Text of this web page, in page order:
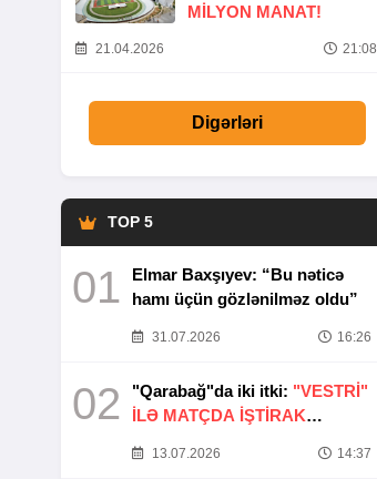
MILYON MANAT!
21.04.2026 21:08
Digərləri
TOP 5
01
Elmar Baxşıyev: “Bu nəticə
hamı üçün gözlənilməz oldu”
31.07.2026 16:26
02 "Qarabağ"da iki itki: "VESTRİ"
İLƏ MATÇDA İŞTİRAK
13.07.2026 14:37